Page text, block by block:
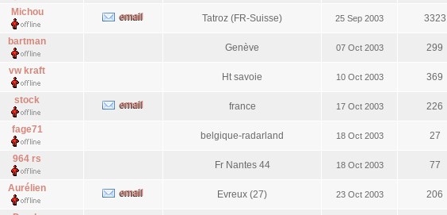
Michou
Tatroz (FR-Suisse) 25 Sep 2003 3323
bartman
Genève 07 Oct 2003 299
vw kraft
Ht savoie 10 Oct 2003 369
stock
france 17 Oct 2003 226
fage71
belgique-radarland 18 Oct 2003 27
964 rs
Fr Nantes 44 18 Oct 2003 77
Aurélien
Evreux (27) 23 Oct 2003 206